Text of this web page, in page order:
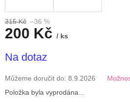
315 Kč –36 %
200 Kč / ks
cena:
Na dotaz
Můžeme doručit do: 8.9.2026
Položka byla vyprodána…